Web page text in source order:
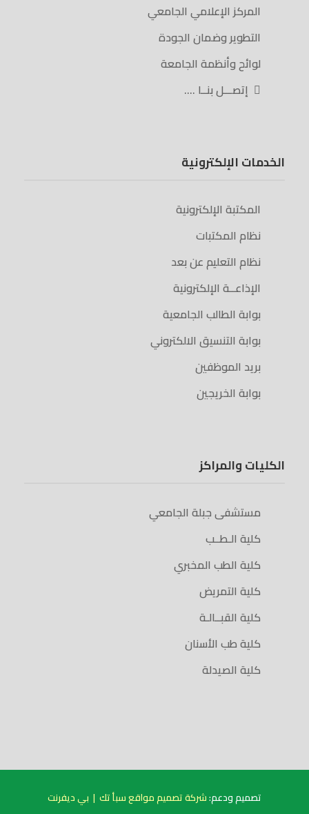
المركز الإعلامي الجامعي
التطوير وضمان الجودة
لوائح وأنظمة الجامعة
إتصـــل بنــا ….
الخدمات الإلكترونية
المكتبة الإلكترونية
نظام المكتبات
نظام التعليم عن بعد
الإذاعــة الإلكترونية
بوابة الطالب الجامعية
بوابة التنسيق الالكتروني
بريد الموظفين
بوابة الخريجين
الكليات والمراكز
مستشفى جبلة الجامعي
كلية الـطــب
كلية الطب المخبري
كلية التمريض
كلية القبــالـة
كلية طب الأسنان
كلية الصيدلة
تصميم ودعم:شركة تصميم مواقع سبأ تك | بي ديفرنت